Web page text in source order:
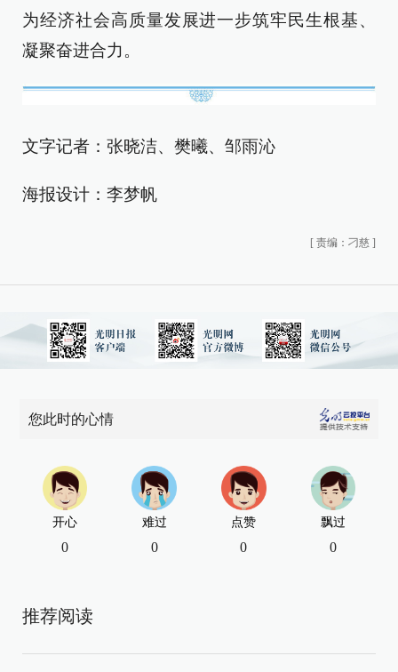
为经济社会高质量发展进一步筑牢民生根基、
凝聚奋进合力。
文字记者：张晓洁、樊曦、邹雨沁
海报设计：李梦帆
[ 责编：刁慈 ]
您此时的心情
开心
0
难过
0
点赞
0
飘过
0
推荐阅读